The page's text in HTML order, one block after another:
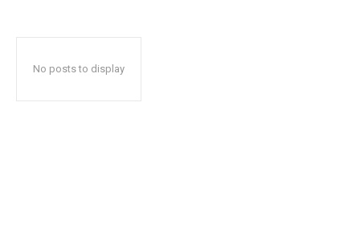
No posts to display